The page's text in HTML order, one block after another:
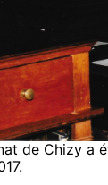
de Chizy a